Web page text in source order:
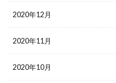
2020年12月
2020年11月
2020年10月